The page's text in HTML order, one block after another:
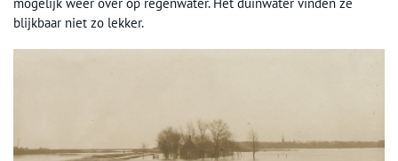
blijkbaar niet zo lekker.